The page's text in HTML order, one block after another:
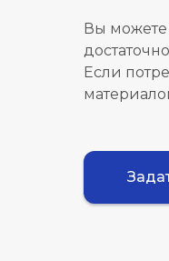
Вы можете
Если